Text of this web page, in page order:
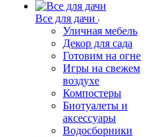
Все для дачи
Уличная мебель
Декор для сада
Готовим на огне
Игры на свежем
воздухе
Компостеры
Биотуалеты и
аксессуары
Водосборники